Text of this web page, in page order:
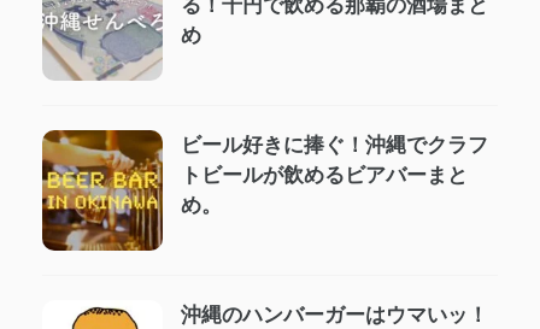
る！千円で飲める那覇の酒場まと
め
ビール好きに捧ぐ！沖縄でクラフ
トビールが飲めるビアバーまと
め。
沖縄のハンバーガーはウマいッ！